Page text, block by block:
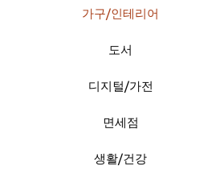
가구/인테리어
도서
디지털/가전
면세점
생활/건강